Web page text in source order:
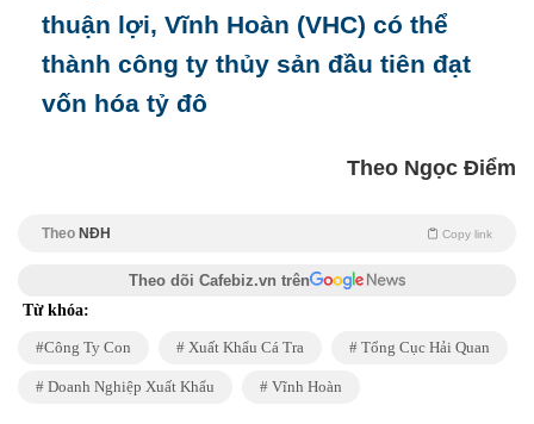
thuận lợi, Vĩnh Hoàn (VHC) có thể
thành công ty thủy sản đầu tiên đạt
vốn hóa tỷ đô
Theo Ngọc Điểm
Theo NĐH Copy link
Theo dõi Cafebiz.vn trên
Từ khóa:
Công Ty Con Xuất Khẩu Cá Tra Tổng Cục Hải Quan
Doanh Nghiệp Xuất Khẩu Vĩnh Hoàn